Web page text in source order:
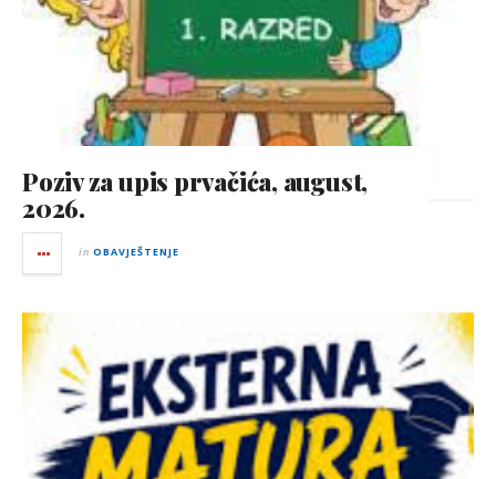
Poziv za upis prvačića, august,
2026.
in OBAVJEŠTENJE